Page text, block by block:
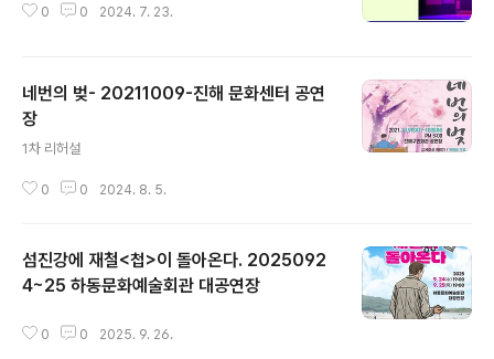
0 0 2024. 7. 23.
네번의 벚- 20211009-진해 문화센터 공연
장
1차 리허설
0 0 2024. 8. 5.
섬진강에 재철<첩>이 돌아온다. 2025092
4~25 하동문화예술회관 대공연장
0 0 2025. 9. 26.